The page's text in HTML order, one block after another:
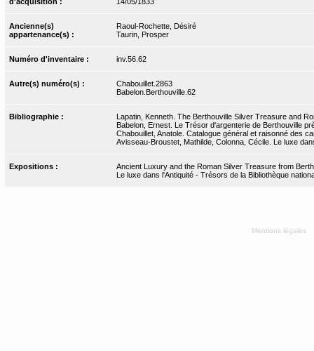
Ancienne(s)
appartenance(s) :
Raoul-Rochette, Désiré
Taurin, Prosper
Numéro d'inventaire : inv.56.62
Autre(s) numéro(s) :
Chabouillet.2863
Babelon.Berthouville.62
Bibliographie :
Lapatin, Kenneth. The Berthouville Silver Treasure and
Babelon, Ernest. Le Trésor d'argenterie de Berthouville
Chabouillet, Anatole. Catalogue général et raisonné des
Avisseau-Broustet, Mathilde, Colonna, Cécile. Le luxe
Expositions :
Ancient Luxury and the Roman Silver Treasure from
Le luxe dans l'Antiquité - Trésors de la Bibliothèque
Mentions légales